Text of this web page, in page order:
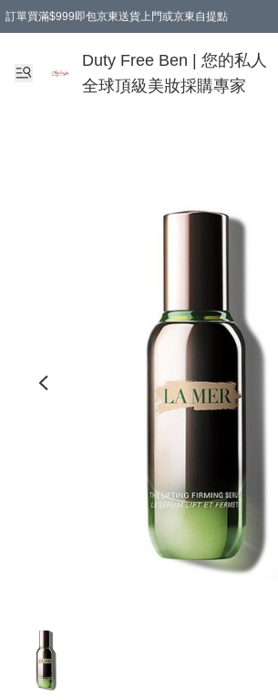
訂單買滿$999即包京東送貨上門或京東自提點
Duty Free Ben | 您的私人
全球頂級美妝採購專家